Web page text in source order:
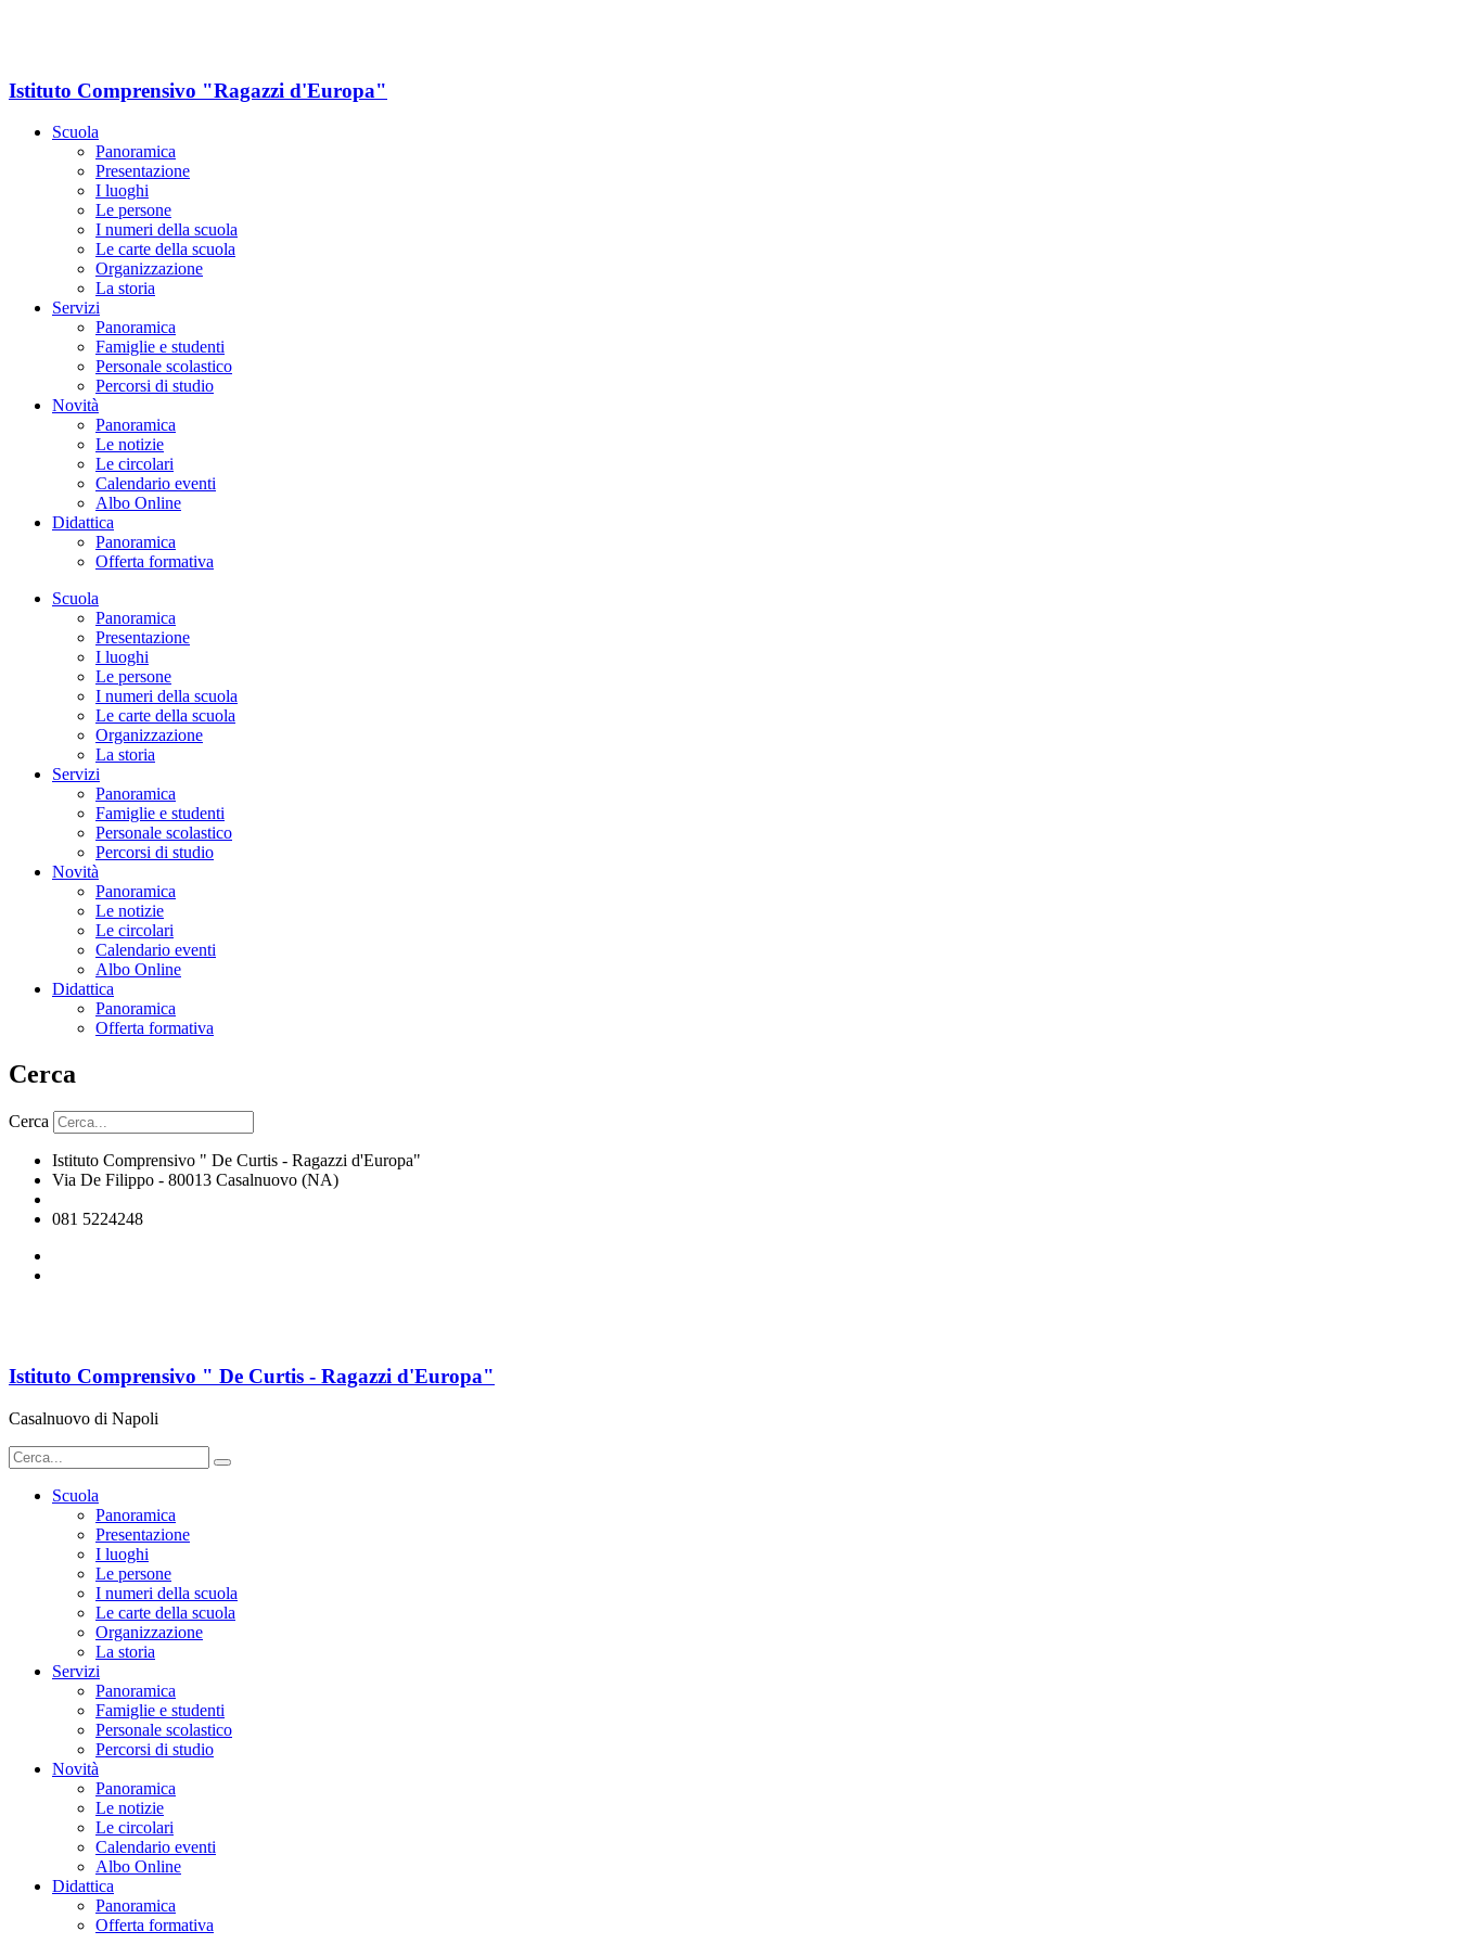
Istituto Comprensivo "Ragazzi d'Europa"
Scuola
Panoramica
Presentazione
I luoghi
Le persone
I numeri della scuola
Le carte della scuola
Organizzazione
La storia
Servizi
Panoramica
Famiglie e studenti
Personale scolastico
Percorsi di studio
Novità
Panoramica
Le notizie
Le circolari
Calendario eventi
Albo Online
Didattica
Panoramica
Offerta formativa
Scuola
Panoramica
Presentazione
I luoghi
Le persone
I numeri della scuola
Le carte della scuola
Organizzazione
La storia
Servizi
Panoramica
Famiglie e studenti
Personale scolastico
Percorsi di studio
Novità
Panoramica
Le notizie
Le circolari
Calendario eventi
Albo Online
Didattica
Panoramica
Offerta formativa
Cerca
Cerca
Istituto Comprensivo " De Curtis - Ragazzi d'Europa"
Via De Filippo - 80013 Casalnuovo (NA)
081 5224248
Istituto Comprensivo " De Curtis - Ragazzi d'Europa"
Casalnuovo di Napoli
Scuola
Panoramica
Presentazione
I luoghi
Le persone
I numeri della scuola
Le carte della scuola
Organizzazione
La storia
Servizi
Panoramica
Famiglie e studenti
Personale scolastico
Percorsi di studio
Novità
Panoramica
Le notizie
Le circolari
Calendario eventi
Albo Online
Didattica
Panoramica
Offerta formativa